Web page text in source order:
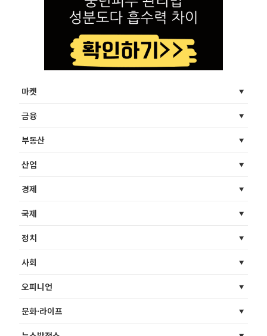
마켓
금융
부동산
산업
경제
국제
정치
사회
오피니언
문화·라이프